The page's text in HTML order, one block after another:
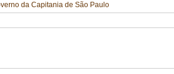
da Capitania de São Paulo